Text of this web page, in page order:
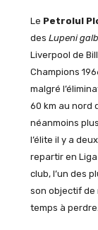
Le Petrolul
des Lupeni
Liverpool de
Champions
malgré
60 km au nord
néanmoins
l’élite il y a
repartir en
club, l’un des
son objectif de
temps à perdre.